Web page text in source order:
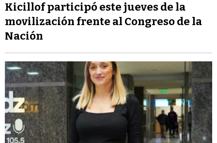
Kicillof participó este jueves de la
movilización frente al Congreso de la
Nación